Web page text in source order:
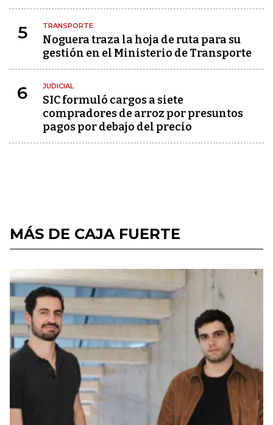
5 TRANSPORTE
Noguera traza la hoja de ruta para su
gestión en el Ministerio de Transporte
6 JUDICIAL
SIC formuló cargos a siete
compradores de arroz por presuntos
pagos por debajo del precio
MÁS DE CAJA FUERTE